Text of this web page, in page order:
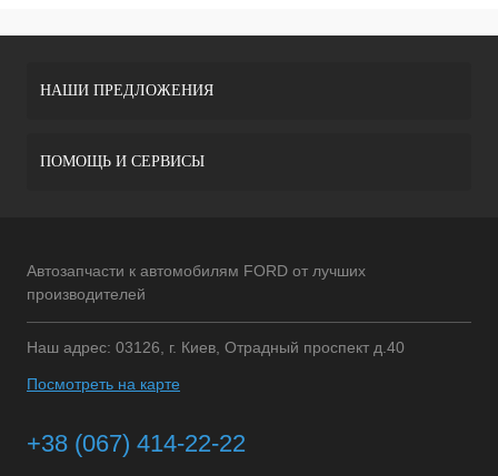
НАШИ ПРЕДЛОЖЕНИЯ
ПОМОЩЬ И СЕРВИСЫ
Автозапчасти к автомобилям FORD от лучших
производителей
Наш адрес: 03126, г. Киев, Отрадный проспект д.40
Посмотреть на карте
+38 (067) 414-22-22